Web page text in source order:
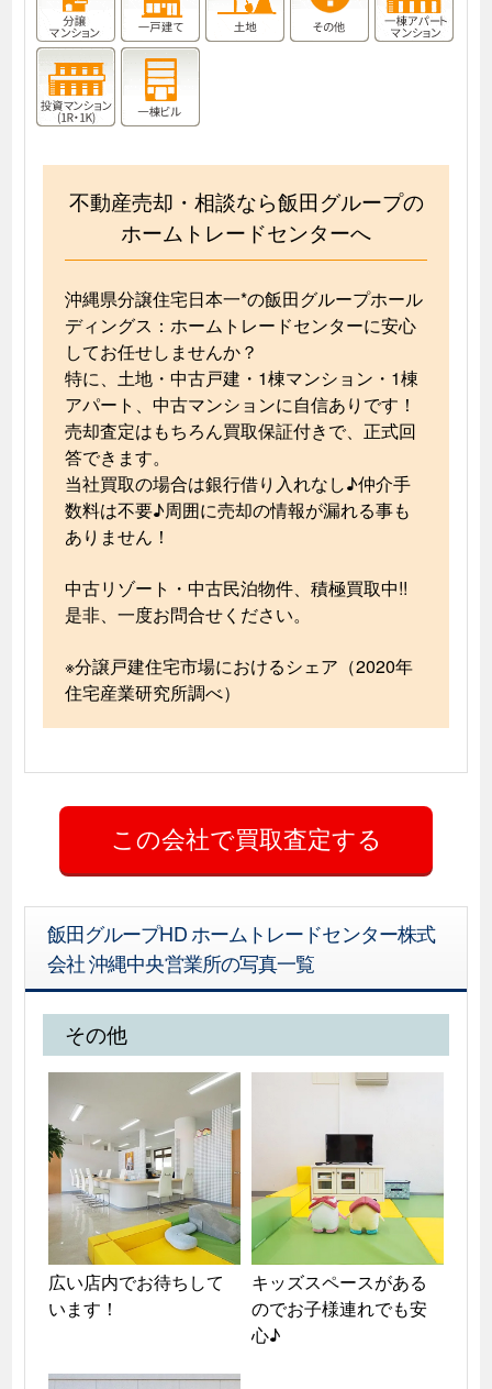
不動産売却・相談なら飯田グループの
ホームトレードセンターへ
沖縄県分譲住宅日本一*の飯田グループホール
ディングス：ホームトレードセンターに安心
してお任せしませんか？
特に、土地・中古戸建・1棟マンション・1棟
アパート、中古マンションに自信ありです！
売却査定はもちろん買取保証付きで、正式回
答できます。
当社買取の場合は銀行借り入れなし♪仲介手
数料は不要♪周囲に売却の情報が漏れる事も
ありません！
中古リゾート・中古民泊物件、積極買取中!!
是非、一度お問合せください。
※分譲戸建住宅市場におけるシェア（2020年
住宅産業研究所調べ）
飯田グループHD ホームトレードセンター株式
会社 沖縄中央営業所の写真一覧
その他
広い店内でお待ちして
います！
キッズスペースがある
のでお子様連れでも安
心♪